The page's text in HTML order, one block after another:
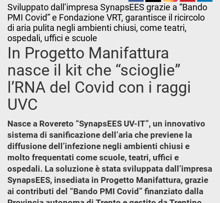
Sviluppato dall’impresa SynapsEES grazie a “Bando
PMI Covid” e Fondazione VRT, garantisce il ricircolo
di aria pulita negli ambienti chiusi, come teatri,
ospedali, uffici e scuole
In Progetto Manifattura
nasce il kit che “scioglie”
l’RNA del Covid con i raggi
UVC
Nasce a Rovereto “SynapsEES UV-IT”, un innovativo
sistema di sanificazione dell’aria che previene la
diffusione dell’infezione negli ambienti chiusi e
molto frequentati come scuole, teatri, uffici e
ospedali. La soluzione è stata sviluppata dall’impresa
SynapsEES, insediata in Progetto Manifattura, grazie
ai contributi del “Bando PMI Covid” finanziato dalla